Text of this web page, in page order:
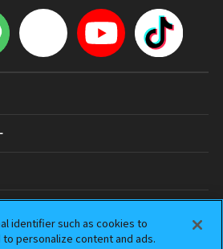
identifier such as cookies to
personalize content and ads.